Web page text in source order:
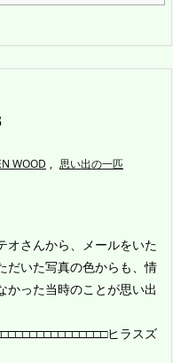
WOOD , 思い出の一匹
オさんから、メールをいた
だいた写真の色からも、情
かった当時のことが思い出
ヒラスズ